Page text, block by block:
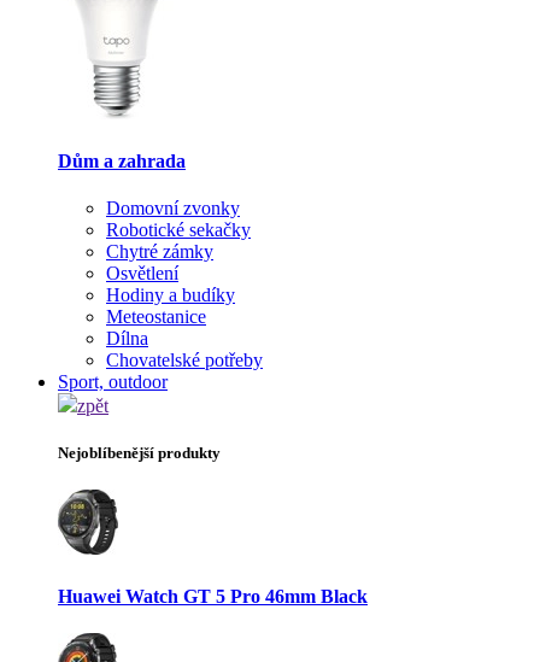
Dům a zahrada
Domovní zvonky
Robotické sekačky
Chytré zámky
Osvětlení
Hodiny a budíky
Meteostanice
Dílna
Chovatelské potřeby
Sport, outdoor
zpět
Nejoblíbenější produkty
Huawei Watch GT 5 Pro 46mm Black